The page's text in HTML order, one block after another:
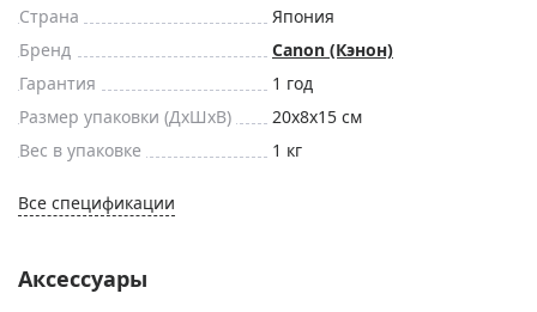
Страна
Япония
Бренд
Canon (Кэнон)
Гарантия
1 год
Размер упаковки (ДxШxВ)
20x8x15 см
Вес в упаковке
1 кг
Все спецификации
Аксессуары